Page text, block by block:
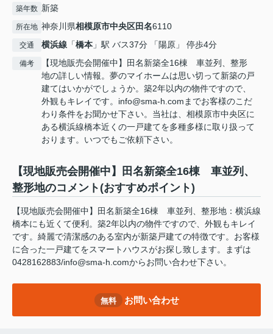
築年数 新築
所在地 神奈川県相模原市中央区田名6110
交通 横浜線 「橋本 」駅 バス37分 「陽原」 停歩4分
備考
【現地販売会開催中】田名新築全16棟 車並列、整形
地の詳しい情報。夢のマイホームは思い切って新築の戸
建てはいかがでしょうか。築2年以内の物件ですので、
外観もキレイです。info@sma-h.comまでお客様のこだ
わり条件をお聞かせ下さい。当社は、相模原市中央区に
ある横浜線橋本近くの一戸建てを多種多様に取り扱って
おります。いつでもご依頼下さい。
【現地販売会開催中】田名新築全16棟 車並列、
整形地のコメント(おすすめポイント)
【現地販売会開催中】田名新築全16棟 車並列、整形地：横浜線
橋本にも近くて便利。築2年以内の物件ですので、外観もキレイ
です。綺麗で清潔感のある室内が新築戸建ての特徴です。お客様
に合った一戸建てをスマートハウスがお探し致します。まずは
0428162883/info@sma-h.comからお問い合わせ下さい。
無料 お問い合わせ